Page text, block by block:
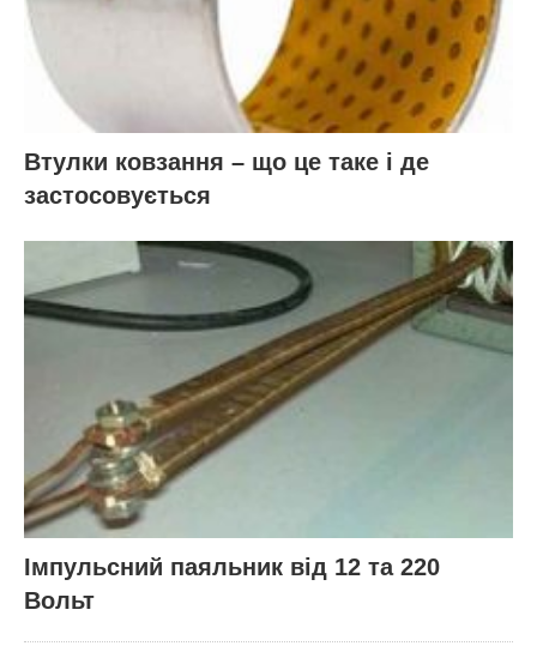
Втулки ковзання – що це таке і де
застосовується
Імпульсний паяльник від 12 та 220
Вольт